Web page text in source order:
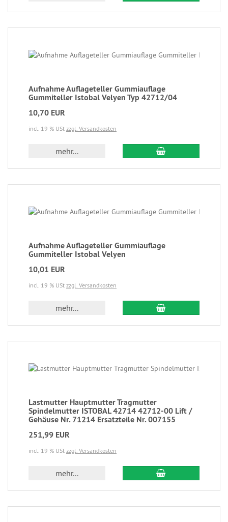
Aufnahme Auflageteller Gummiauflage
Gummiteller Istobal Velyen Typ 42712/04
10,70 EUR
incl. 19 % USt zzgl. Versandkosten
mehr...
Aufnahme Auflageteller Gummiauflage
Gummiteller Istobal Velyen
10,01 EUR
incl. 19 % USt zzgl. Versandkosten
mehr...
Lastmutter Hauptmutter Tragmutter
Spindelmutter ISTOBAL 42714 42712-00 Lift /
Gehäuse Nr. 71214 Ersatzteile Nr. 007155
251,99 EUR
incl. 19 % USt zzgl. Versandkosten
mehr...